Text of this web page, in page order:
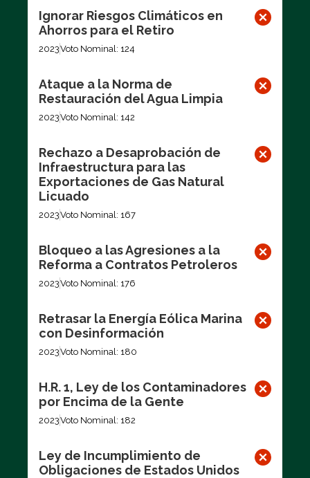
Ignorar Riesgos Climáticos en
Ahorros para el Retiro
2023Voto Nominal: 124
Ataque a la Norma de
Restauración del Agua Limpia
2023Voto Nominal: 142
Rechazo a Desaprobación de
Infraestructura para las
Exportaciones de Gas Natural
Licuado
2023Voto Nominal: 167
Bloqueo a las Agresiones a la
Reforma a Contratos Petroleros
2023Voto Nominal: 176
Retrasar la Energía Eólica Marina
con Desinformación
2023Voto Nominal: 180
H.R. 1, Ley de los Contaminadores
por Encima de la Gente
2023Voto Nominal: 182
Ley de Incumplimiento de
Obligaciones de Estados Unidos